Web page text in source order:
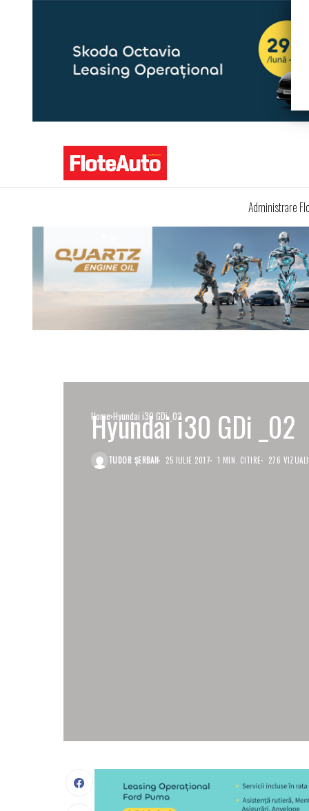
Administrare
Home Hyundai i30 GDi _02
Hyundai i30 GDi _02
TUDOR ȘERBAN 25 IULIE 2017 1 MIN. CITIRE 276